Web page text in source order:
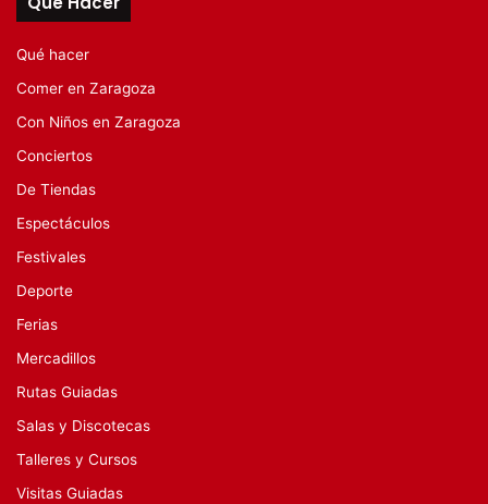
Qué hacer
Comer en Zaragoza
Con Niños en Zaragoza
Conciertos
De Tiendas
Espectáculos
Festivales
Deporte
Ferias
Mercadillos
Rutas Guiadas
Salas y Discotecas
Talleres y Cursos
Visitas Guiadas